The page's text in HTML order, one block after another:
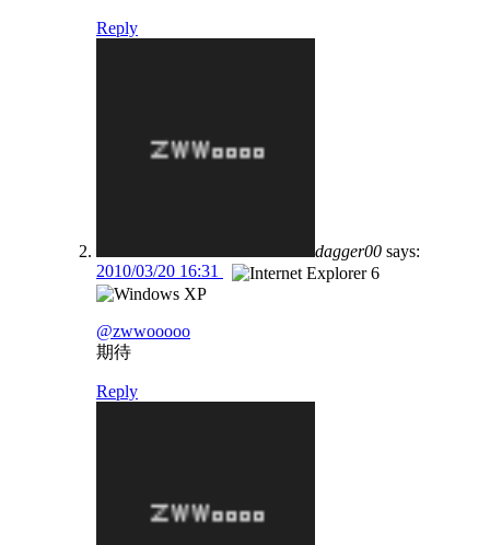
Reply
dagger00 says:
2010/03/20 16:31
@zwwooooo
期待
Reply